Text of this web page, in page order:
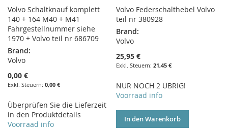
Volvo Schaltknauf komplett
140 + 164 M40 + M41
Fahrgestellnummer siehe
1970 + Volvo teil nr 686709
Brand:
Volvo
0,00 €
0,00 €
Überprüfen Sie die Lieferzeit
in den Produktdetails
Voorraad info
Volvo Federschalthebel Volvo
teil nr 380928
Brand:
Volvo
25,95 €
21,45 €
NUR NOCH 2 ÜBRIG!
Voorraad info
In den Warenkorb